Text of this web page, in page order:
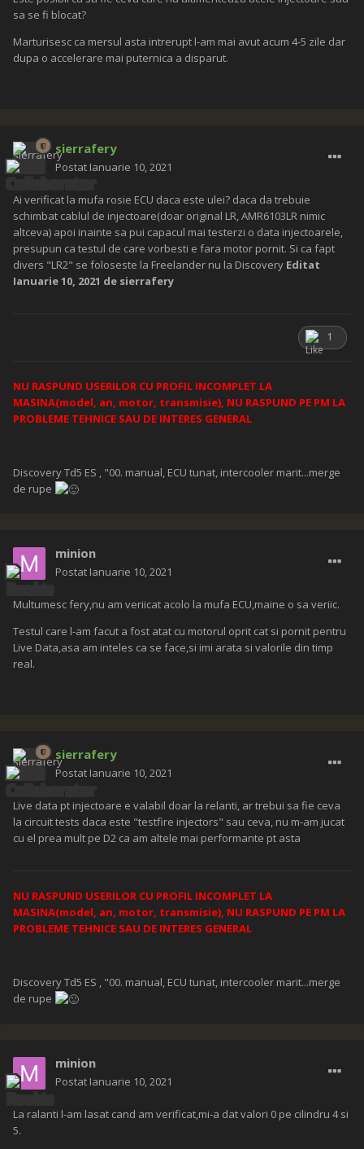
sa se fi blocat?
Marturisesc ca mersul asta intrerupt l-am mai avut acum 4-5 zile dar
dupa o accelerare mai puternica a disparut.
sierrafery
Postat Ianuarie 10, 2021
Ai verificat la mufa rosie ECU daca este ulei? daca da trebuie
schimbat cablul de injectoare(doar original LR, AMR6103LR nimic
altceva) apoi inainte sa pui capacul mai testerzi o data injectoarele,
presupun ca testul de care vorbesti e fara motor pornit. Si ca fapt
divers "LR2" se foloseste la Freelander nu la Discovery Editat
Ianuarie 10, 2021 de sierrafery
1
NU RASPUND USERILOR CU PROFIL INCOMPLET LA
MASINA(model, an, motor, transmisie), NU RASPUND PE PM LA
PROBLEME TEHNICE SAU DE INTERES GENERAL
Discovery Td5 ES , "00. manual, ECU tunat, intercooler marit...merge
de rupe
minion
Postat Ianuarie 10, 2021
Multumesc fery,nu am veriicat acolo la mufa ECU,maine o sa veriic.
Testul care l-am facut a fost atat cu motorul oprit cat si pornit pentru
Live Data,asa am inteles ca se face,si imi arata si valorile din timp
real.
sierrafery
Postat Ianuarie 10, 2021
Live data pt injectoare e valabil doar la relanti, ar trebui sa fie ceva
la circuit tests daca este "testfire injectors" sau ceva, nu m-am jucat
cu el prea mult pe D2 ca am altele mai performante pt asta
NU RASPUND USERILOR CU PROFIL INCOMPLET LA
MASINA(model, an, motor, transmisie), NU RASPUND PE PM LA
PROBLEME TEHNICE SAU DE INTERES GENERAL
Discovery Td5 ES , "00. manual, ECU tunat, intercooler marit...merge
de rupe
minion
Postat Ianuarie 10, 2021
La ralanti l-am lasat cand am verificat,mi-a dat valori 0 pe cilindru 4 si
5.